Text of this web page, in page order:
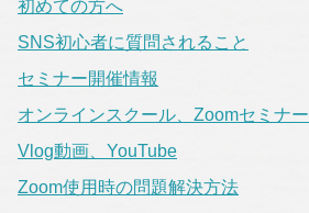
初めての方へ
SNS初心者に質問されること
セミナー開催情報
オンラインスクール、Zoomセミナー
Vlog動画、YouTube
Zoom使用時の問題解決方法